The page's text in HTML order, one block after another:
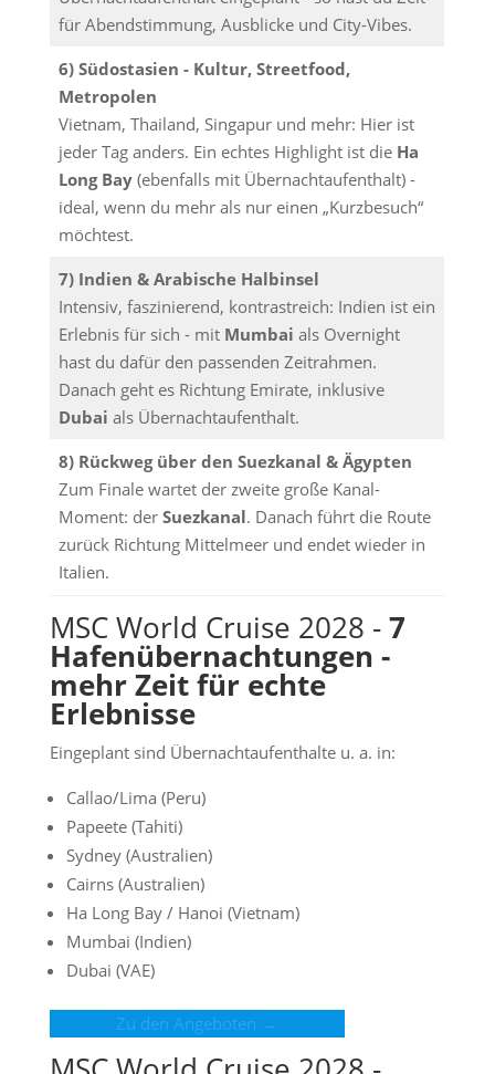
für Abendstimmung, Ausblicke und City-Vibes.
6) Südostasien - Kultur, Streetfood,
Metropolen
Vietnam, Thailand, Singapur und mehr: Hier ist
jeder Tag anders. Ein echtes Highlight ist die Ha
Long Bay (ebenfalls mit Übernachtaufenthalt) -
ideal, wenn du mehr als nur einen „Kurzbesuch“
möchtest.
7) Indien & Arabische Halbinsel
Intensiv, faszinierend, kontrastreich: Indien ist ein
Erlebnis für sich - mit Mumbai als Overnight
hast du dafür den passenden Zeitrahmen.
Danach geht es Richtung Emirate, inklusive
Dubai als Übernachtaufenthalt.
8) Rückweg über den Suezkanal & Ägypten
Zum Finale wartet der zweite große Kanal-
Moment: derSuezkanal. Danach führt die Route
zurück Richtung Mittelmeer und endet wieder in
Italien.
MSC World Cruise 2028 -7
Hafenübernachtungen -
mehr Zeit für echte
Erlebnisse
Eingeplant sind Übernachtaufenthalte u. a. in:
Callao/Lima (Peru)
Papeete (Tahiti)
Sydney (Australien)
Cairns (Australien)
Ha Long Bay / Hanoi (Vietnam)
Mumbai (Indien)
Dubai (VAE)
Zu den Angeboten →